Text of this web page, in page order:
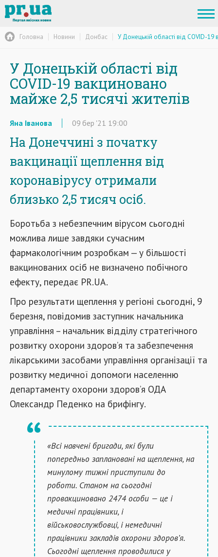
Головна Новини Донбас У Донецькій області від COVID-
У Донецькій області від
COVID-19 вакциновано
майже 2,5 тисячі жителів
Яна Іванова 09 бер '21 19:00
На Донеччині з початку
вакцинації щеплення від
коронавірусу отримали
близько 2,5 тисяч осіб.
Боротьба з небезпечним вірусом сьогодні
можлива лише завдяки сучасним
фармакологічним розробкам — у більшості
вакцинованих осіб не визначено побічного
ефекту, передає PR.UA.
Про результати щеплення у регіоні сьогодні, 9
березня, повідомив заступник начальника
управління – начальник відділу стратегічного
розвитку охорони здоров’я та забезпечення
лікарськими засобами управління організації та
розвитку медичної допомоги населенню
департаменту охорони здоров’я ОДА
Олександр Педенко на брифінгу.
«Всі навчені бригади, які були
попередньо заплановані на щеплення, на
минулому тижні приступили до
роботи. Станом на сьогодні
провакциновано 2474 особи — це і
медичні працівники, і
військовослужбовці, і немедичні
працівники закладів охорони здоров’я.
Сьогодні щеплення проводилися у